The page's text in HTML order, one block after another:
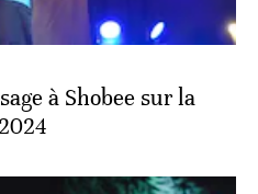
à Shobee sur la